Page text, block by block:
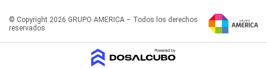
Básquet
San Juan 8
© Copyright 2026 GRUPO AMERICA – Todos los derechos
reservados